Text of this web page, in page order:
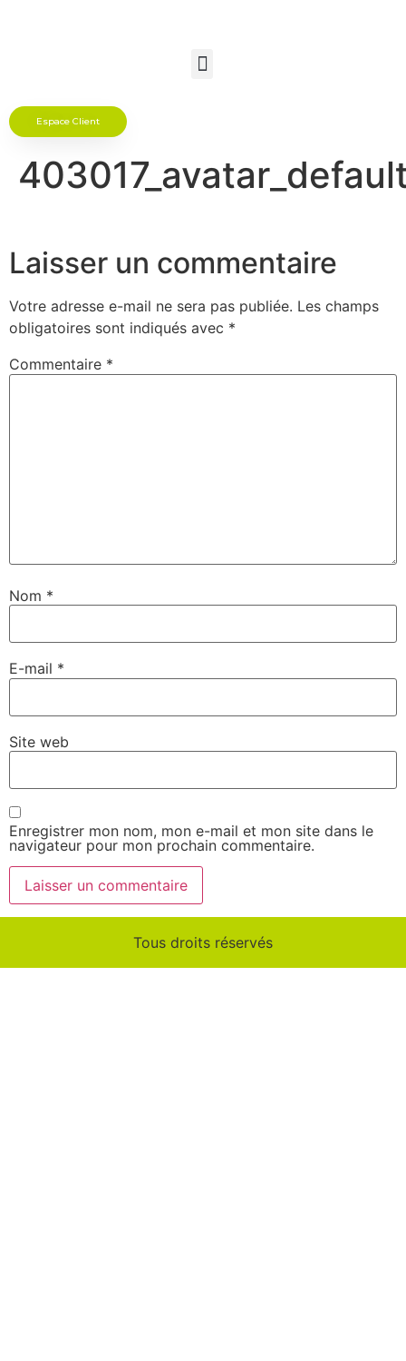
Espace Client
Laisser un commentaire
Votre adresse e-mail ne sera pas publiée. Les champs
obligatoires sont indiqués avec *
Commentaire *
Nom *
E-mail *
Site web
Enregistrer mon nom, mon e-mail et mon site dans le
navigateur pour mon prochain commentaire.
Tous droits réservés